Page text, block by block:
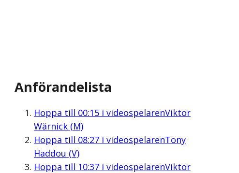
Anförandelista
Hoppa till 00:15i videospelarenViktor
Wärnick (M)
Hoppa till 08:27i videospelarenTony
Haddou (V)
Hoppa till 10:37i videospelarenViktor